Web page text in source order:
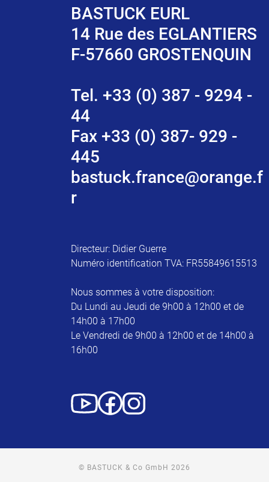
BASTUCK EURL
14 Rue des EGLANTIERS
F-57660 GROSTENQUIN
Tel. +33 (0) 387 - 9294 -
44
Fax +33 (0) 387- 929 -
445
bastuck.france@orange.f
r
Directeur: Didier Guerre
Numéro identification TVA: FR55849615513
Nous sommes à votre disposition:
Du Lundi au Jeudi de 9h00 à 12h00 et de
14h00 à 17h00
Le Vendredi de 9h00 à 12h00 et de 14h00 à
16h00
© BASTUCK & Co GmbH 2026